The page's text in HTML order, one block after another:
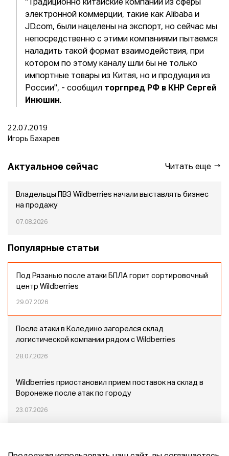
"Традиционно китайские компании из сферы
электронной коммерции, такие как Alibaba и
JD.com, были нацелены на экспорт, но сейчас мы
непосредственно с этими компаниями пытаемся
наладить такой формат взаимодействия, при
котором по этому каналу шли бы не только
импортные товары из Китая, но и продукция из
России", - сообщил торгпред РФ в КНР Сергей
Инюшин.
22.07.2019
Игорь Бахарев
Актуальное сейчас Читать еще
Владельцы ПВЗ Wildberries начали выставлять бизнес
на продажу
07.08.2026
Популярные статьи
Под Рязанью после атаки БПЛА горит сортировочный
центр Wildberries
29.07.2026
После атаки в Коледино загорелся склад
логистической компании рядом с Wildberries
28.07.2026
Wildberries приостановил прием поставок на склад в
Воронеже после атак по городу
23.07.2026